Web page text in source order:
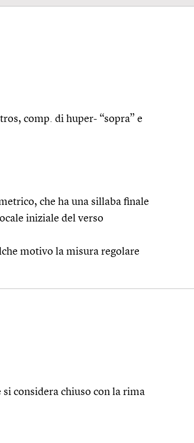
comp. di huper- “sopra” e
che ha una sillaba finale
iniziale del verso
motivo la misura regolare
considera chiuso con la rima